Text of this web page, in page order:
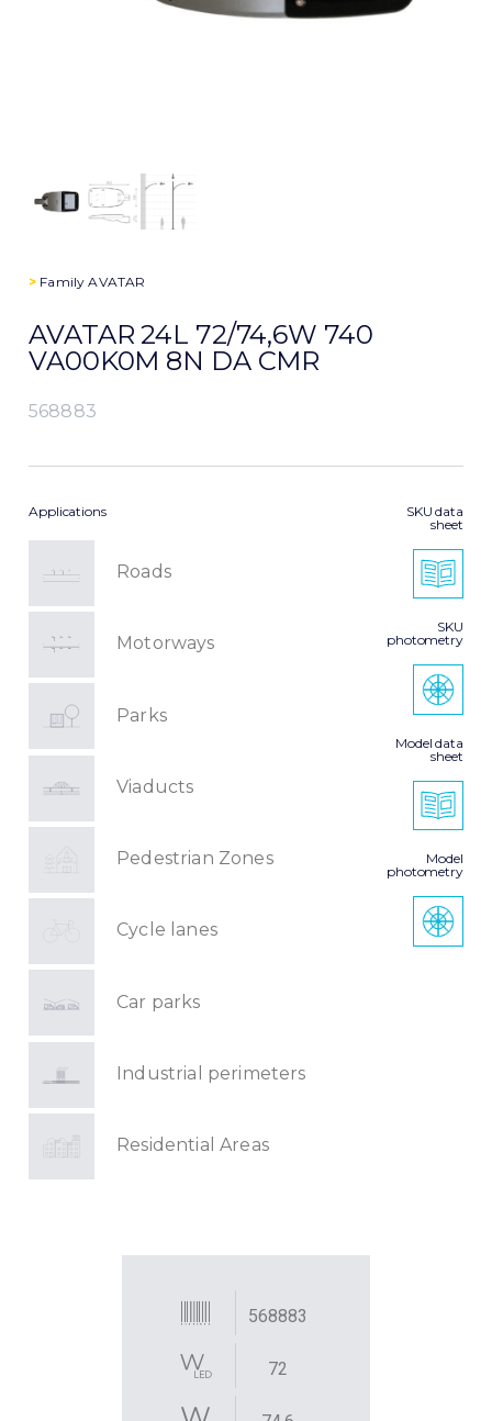
> FamilyAVATAR
AVATAR 24L 72/74,6W 740
VA00K0M 8N DA CMR
568883
Applications
Roads
Motorways
Parks
Viaducts
Pedestrian Zones
Cycle lanes
Car parks
Industrial perimeters
Residential Areas
SKU data
sheet
SKU
photometry
Model data
sheet
Model
photometry
568883
72